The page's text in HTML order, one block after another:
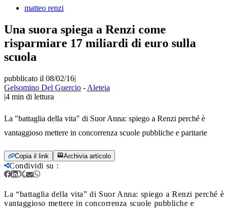
matteo renzi
Una suora spiega a Renzi come
risparmiare 17 miliardi di euro sulla
scuola
pubblicato il 08/02/16|
Gelsomino Del Guercio - Aleteia
|4 min di lettura
La "battaglia della vita" di Suor Anna: spiego a Renzi perché è
vantaggioso mettere in concorrenza scuole pubbliche e paritarie
Copia il link Archivia articolo
Condividi su :
La “battaglia della vita” di Suor Anna: spiego a Renzi perché è
vantaggioso mettere in concorrenza scuole pubbliche e